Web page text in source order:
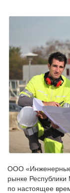
ООО «Инженерные
рынке
по настоящее